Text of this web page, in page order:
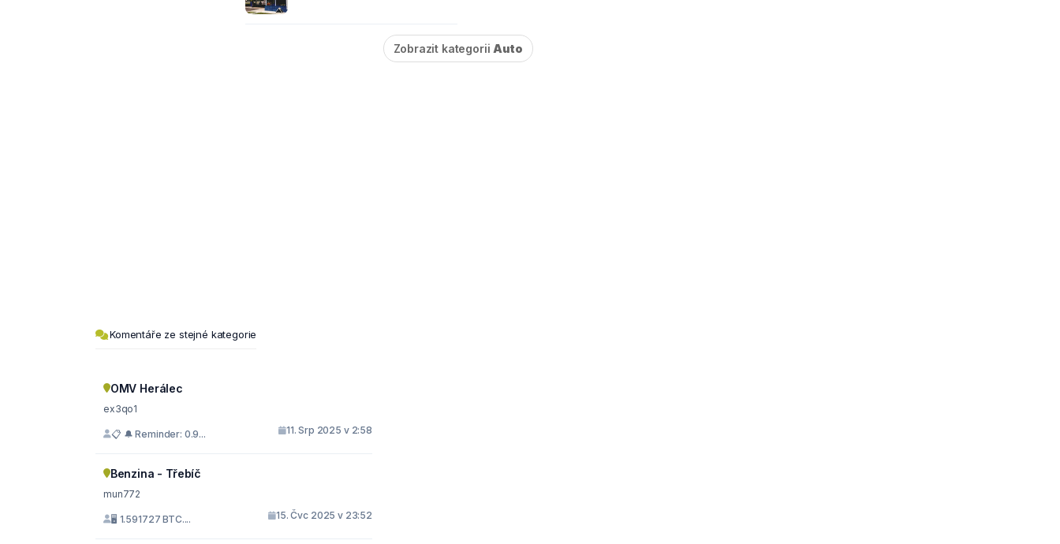
Zobrazit kategorii Auto
Komentáře ze stejné kategorie
OMV Herálec
ex3qo1
📋 🔔 Reminder: 0.9... 11. Srp 2025 v 2:58
Benzina - Třebíč
mun772
🖥 1.591727 BTC.... 15. Čvc 2025 v 23:52